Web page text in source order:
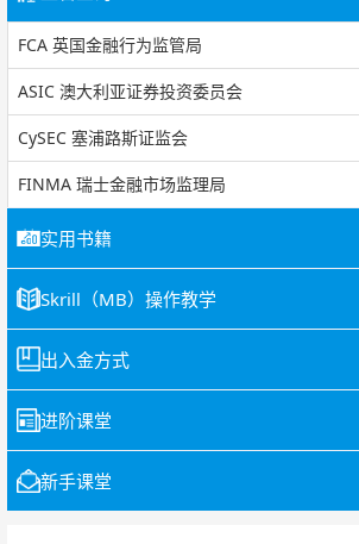
FCA 英国金融行为监管局
ASIC 澳大利亚证券投资委员会
CySEC 塞浦路斯证监会
FINMA 瑞士金融市场监理局
实用书籍
Skrill（MB）操作教学
出入金方式
进阶课堂
新手课堂